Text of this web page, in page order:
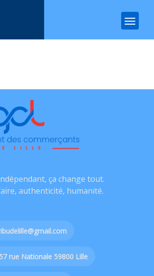
ça change tout.
authenticité, humanité.
rue Nationale 59800 Lille